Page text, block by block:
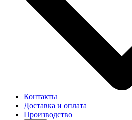
Контакты
Доставка и оплата
Производство